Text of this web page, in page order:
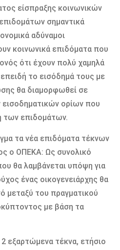
είσπραξης κοινωνικών
σημαντικά
αδύναμοι
κοινωνικά επιδόματα που
ότι έχουν πολύ χαμηλά
το εισόδημά τους με
θα διαμορφωθεί σε
ορίων που
των επιδομάτων.
τα νέα επιδόματα τέκνων
ο ΟΠΕΚΑ: Ως συνολικό
θα λαμβάνεται υπόψη για
ένας οικογενειάρχης θα
μεταξύ του πραγματικού
με βάση τα
εξαρτώμενα τέκνα, ετήσιο